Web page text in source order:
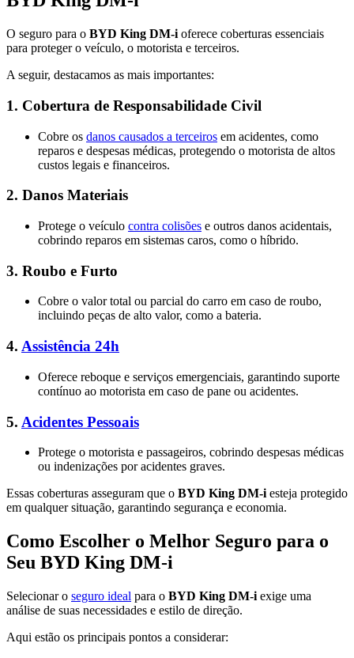
O seguro para o BYD King DM-i oferece coberturas essenciais
para proteger o veículo, o motorista e terceiros.
A seguir, destacamos as mais importantes:
1. Cobertura de Responsabilidade Civil
Cobre os danos causados a terceiros em acidentes, como
reparos e despesas médicas, protegendo o motorista de altos
custos legais e financeiros​.
2. Danos Materiais
Protege o veículo contra colisões e outros danos acidentais,
cobrindo reparos em sistemas caros, como o híbrido​.
3. Roubo e Furto
Cobre o valor total ou parcial do carro em caso de roubo,
incluindo peças de alto valor, como a bateria.
4. Assistência 24h
Oferece reboque e serviços emergenciais, garantindo suporte
contínuo ao motorista em caso de pane ou acidentes​.
5. Acidentes Pessoais
Protege o motorista e passageiros, cobrindo despesas médicas
ou indenizações por acidentes graves.
Essas coberturas asseguram que o BYD King DM-i esteja protegido
em qualquer situação, garantindo segurança e economia.
Como Escolher o Melhor Seguro para o
Seu BYD King DM-i
Selecionar o seguro ideal para o BYD King DM-i exige uma
análise de suas necessidades e estilo de direção.
Aqui estão os principais pontos a considerar: